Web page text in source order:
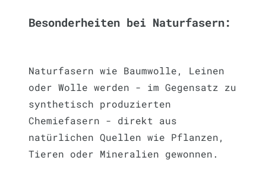
Besonderheiten bei Naturfasern:
Naturfasern wie Baumwolle, Leinen
oder Wolle werden - im Gegensatz zu
synthetisch produzierten
Chemiefasern - direkt aus
natürlichen Quellen wie Pflanzen,
Tieren oder Mineralien gewonnen.